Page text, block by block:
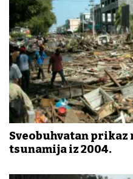
Sveobuhvatan
tsunamija iz 2004.